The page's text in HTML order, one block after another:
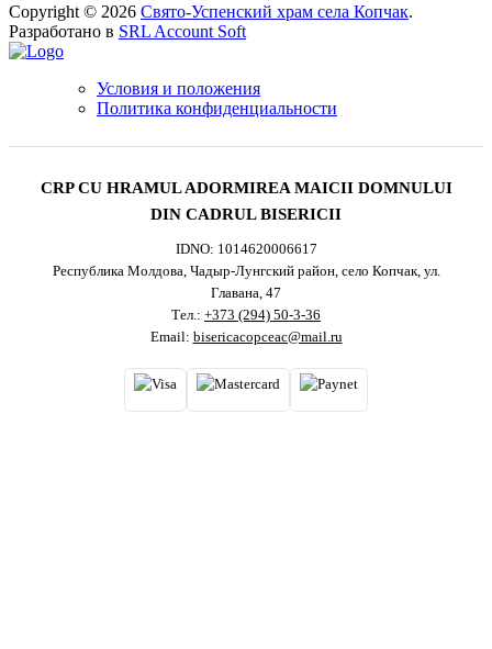
Copyright © 2026 Свято-Успенский храм села Копчак.
Разработано в SRL Account Soft
Условия и положения
Политика конфиденциальности
CRP CU HRAMUL ADORMIREA MAICII DOMNULUI
DIN CADRUL BISERICII
IDNO: 1014620006617
Республика Молдова, Чадыр-Лунгский район, село Копчак, ул.
Главана, 47
Тел.: +373 (294) 50-3-36
Email: bisericacopceac@mail.ru